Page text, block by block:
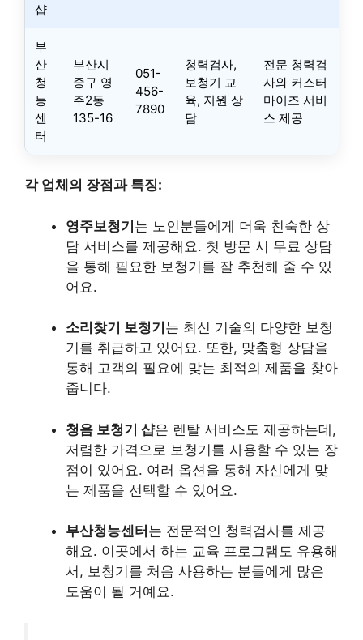
샵
부
산
청
능
센
터
부산시
중구 영
주2동
135-16
051-
456-
7890
청력검사,
보청기 교
육, 지원 상
담
전문 청력검
사와 커스터
마이즈 서비
스 제공
각 업체의 장점과 특징:
영주보청기는 노인분들에게 더욱 친숙한 상
담 서비스를 제공해요. 첫 방문 시 무료 상담
을 통해 필요한 보청기를 잘 추천해 줄 수 있
어요.
소리찾기 보청기 는 최신 기술의 다양한 보청
기를 취급하고 있어요. 또한, 맞춤형 상담을
통해 고객의 필요에 맞는 최적의 제품을 찾아
줍니다.
청음 보청기 샵은 렌탈 서비스도 제공하는데,
저렴한 가격으로 보청기를 사용할 수 있는 장
점이 있어요. 여러 옵션을 통해 자신에게 맞
는 제품을 선택할 수 있어요.
부산청능센터 는 전문적인 청력검사를 제공
해요. 이곳에서 하는 교육 프로그램도 유용해
서, 보청기를 처음 사용하는 분들에게 많은
도움이 될 거예요.